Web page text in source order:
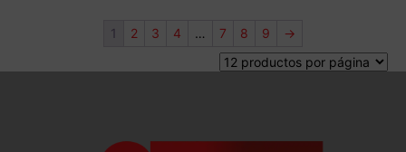
1 2 3 4 … 7 8 9 →